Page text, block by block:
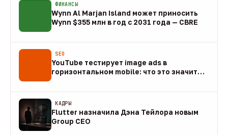
ФИНАНСЫ
Wynn Al Marjan Island может приносить
Wynn $355 млн в год с 2031 года — CBRE
SEO
YouTube тестирует image ads в
горизонтальном mobile: что это значит
КАДРЫ
Flutter назначила Дэна Тейлора новым
Group CEO